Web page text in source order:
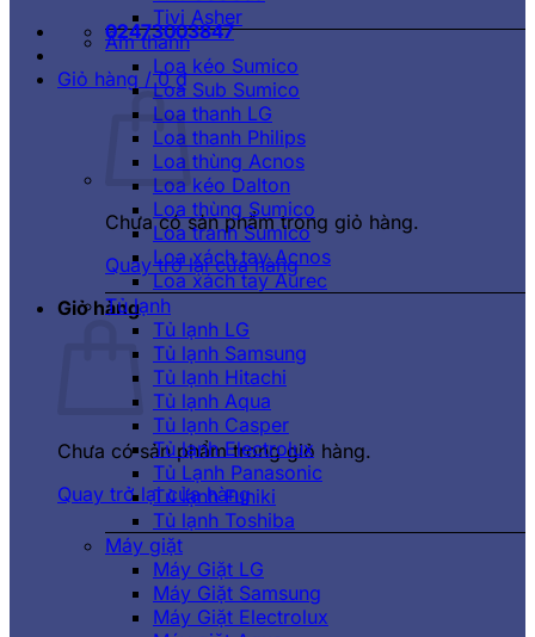
02473003847
Giỏ hàng /0₫
Chưa có sản phẩm trong giỏ hàng.
Quay trở lại cửa hàng
Giỏ hàng
Chưa có sản phẩm trong giỏ hàng.
Quay trở lại cửa hàng
Tivi Asher
Âm thanh
Loa kéo Sumico
Loa Sub Sumico
Loa thanh LG
Loa thanh Philips
Loa thùng Acnos
Loa kéo Dalton
Loa thùng Sumico
Loa tranh Sumico
Loa xách tay Acnos
Loa xách tay Aurec
Tủ lạnh
Tủ lạnh LG
Tủ lạnh Samsung
Tủ lạnh Hitachi
Tủ lạnh Aqua
Tủ lạnh Casper
Tủ lạnh Electrolux
Tủ Lạnh Panasonic
Tủ lạnh Funiki
Tủ lạnh Toshiba
Máy giặt
Máy Giặt LG
Máy Giặt Samsung
Máy Giặt Electrolux